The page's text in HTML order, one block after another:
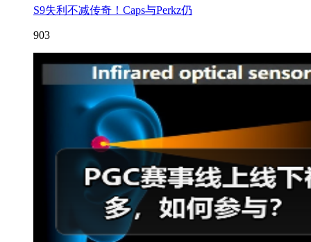
S9失利不减传奇！Caps与Perkz仍
903